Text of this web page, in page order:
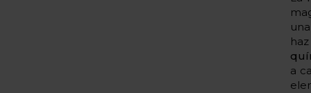
una
a